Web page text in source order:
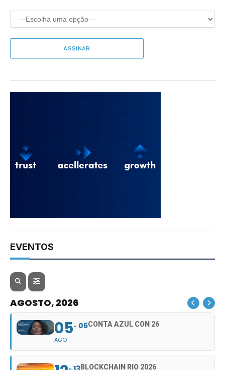
EVENTOS
AGOSTO, 2026
05
AGO
06CONTA AZUL CON 26
BLOCKCHAIN RIO 2026